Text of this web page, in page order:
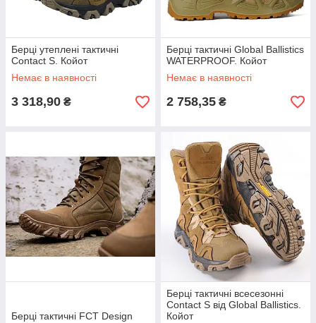
Берці утеплені тактичні
Contact S. Койот
Немає в наявності
3 318,90 ₴
Берці тактичні Global Ballistics
WATERPROOF. Койот
Немає в наявності
2 758,35 ₴
Берці тактичні FCT Design
Берці тактичні всесезонні
Contact S від Global Ballistics.
Койот